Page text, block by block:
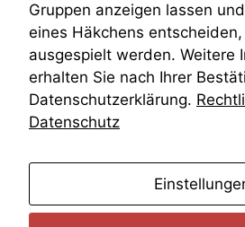
Zuständigkeit
Öffentliches Personalrecht
Öffentlichkeitsprinzip
Gruppen anzeigen lassen
eines Häkchens
ausgespielt werden. Weitere
erhalten Sie nach Ihrer
Datenschutzerklärung.
Datenschutz